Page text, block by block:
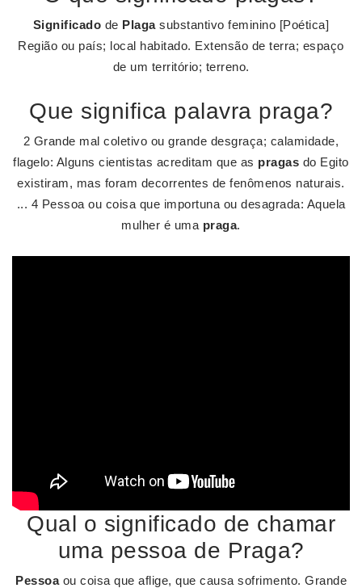
Significado de Plagasubstantivo feminino [Poética]
Região ou país; local habitado. Extensão de terra; espaço
de um território; terreno.
Que significa palavra praga?
2 Grande mal coletivo ou grande desgraça; calamidade,
flagelo: Alguns cientistas acreditam que as pragas do Egito
existiram, mas foram decorrentes de fenômenos naturais.
... 4 Pessoa ou coisa que importuna ou desagrada: Aquela
mulher é uma praga.
Qual o significado de chamar
uma pessoa de Praga?
Pessoaou coisa que aflige, que causa sofrimento. Grande